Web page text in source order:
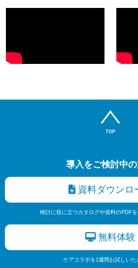
導入をご検討中
資料ダウンロ
検討に役に立つカタログや資料のPDF
無料体験
ケアコラボを1週間お試しいた